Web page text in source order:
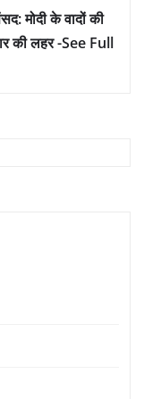
मोदी के वादों की
की लहर -See Full